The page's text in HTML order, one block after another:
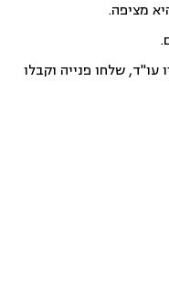
מציפה.
עו"ד, שלחו פנייה וקבלו